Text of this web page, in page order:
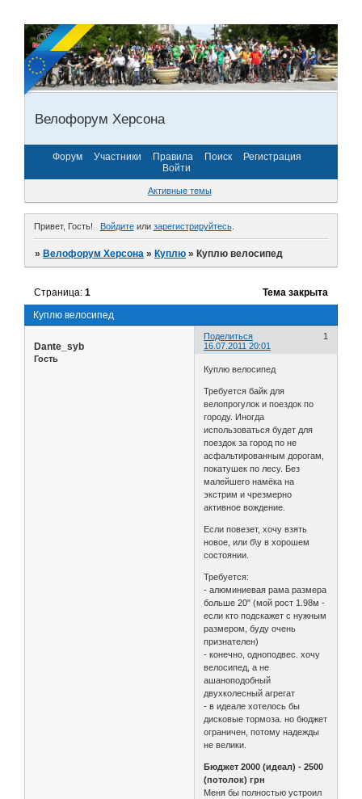
Велофорум Херсона
Форум Участники Правила Поиск
Регистрация
Войти
Активные темы
Привет, Гость! Войдитеили зарегистрируйтесь.
»Велофорум Херсона »Куплю »Куплю велосипед
Куплю велосипед
Страница:1 Тема закрыта
Поделиться
1
16.07.2011 20:01
Dante_syb
Гость
Куплю велосипед
Требуется байк для
велопрогулок и поездок по
городу. Иногда
использоваться будет для
поездок за город по не
асфальтированным дорогам,
покатушек по лесу. Без
малейшего намёка на
экстрим и чрезмерно
активное вождение.
Если повезет, хочу взять
новое, или б\у в хорошем
состоянии.
Требуется:
- алюминиевая рама размера
больше 20" (мой рост 1.98м -
если кто подскажет с нужным
размером, буду очень
признателен)
- конечно, одноподвес. хочу
велосипед, а не
ашаноподобный
двухколесный агрегат
- в идеале хотелось бы
дисковые тормоза. но бюджет
ограничен, потому надежды
не велики.
Бюджет 2000 (идеал) - 2500
(потолок) грн
Меня бы полностью устроил